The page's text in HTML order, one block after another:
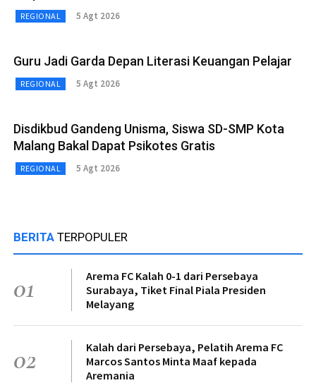
REGIONAL 5 Agt 2026
Guru Jadi Garda Depan Literasi Keuangan Pelajar
REGIONAL 5 Agt 2026
Disdikbud Gandeng Unisma, Siswa SD-SMP Kota
Malang Bakal Dapat Psikotes Gratis
REGIONAL 5 Agt 2026
BERITA TERPOPULER
01
Arema FC Kalah 0-1 dari Persebaya
Surabaya, Tiket Final Piala Presiden
Melayang
02
Kalah dari Persebaya, Pelatih Arema FC
Marcos Santos Minta Maaf kepada
Aremania